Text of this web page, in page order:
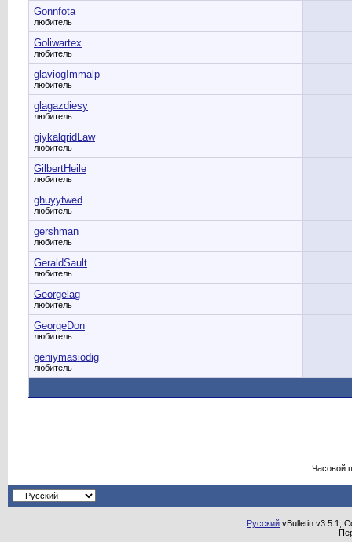
Gonnfota
любитель
Goliwartex
любитель
glaviogImmalp
любитель
glagazdiesy
любитель
giykalqridLaw
любитель
GilbertHeile
любитель
ghuyytwed
любитель
gershman
любитель
GeraldSault
любитель
Georgelag
любитель
GeorgeDon
любитель
geniymasiodig
любитель
Часовой
Русский vBulletin v3.5.1,